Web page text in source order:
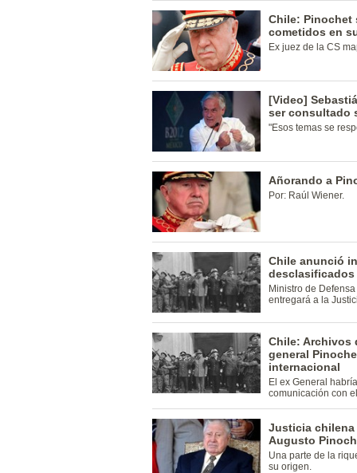
Chile: Pinochet
cometidos en
Ex juez de la CS
[Video]
ser consultado
"Esos temas se
Añorando a
Por: Raúl Wiener.
Chile anunció
Ministro de
entregará a la
Chile: Archivos
general
internacional
El ex General
comunicación con
Justicia
Augusto
Una parte de la
su origen.